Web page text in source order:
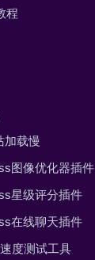
程
加载慢
图像优化器插件
星级评分插件
在线聊天插件
度测试工具